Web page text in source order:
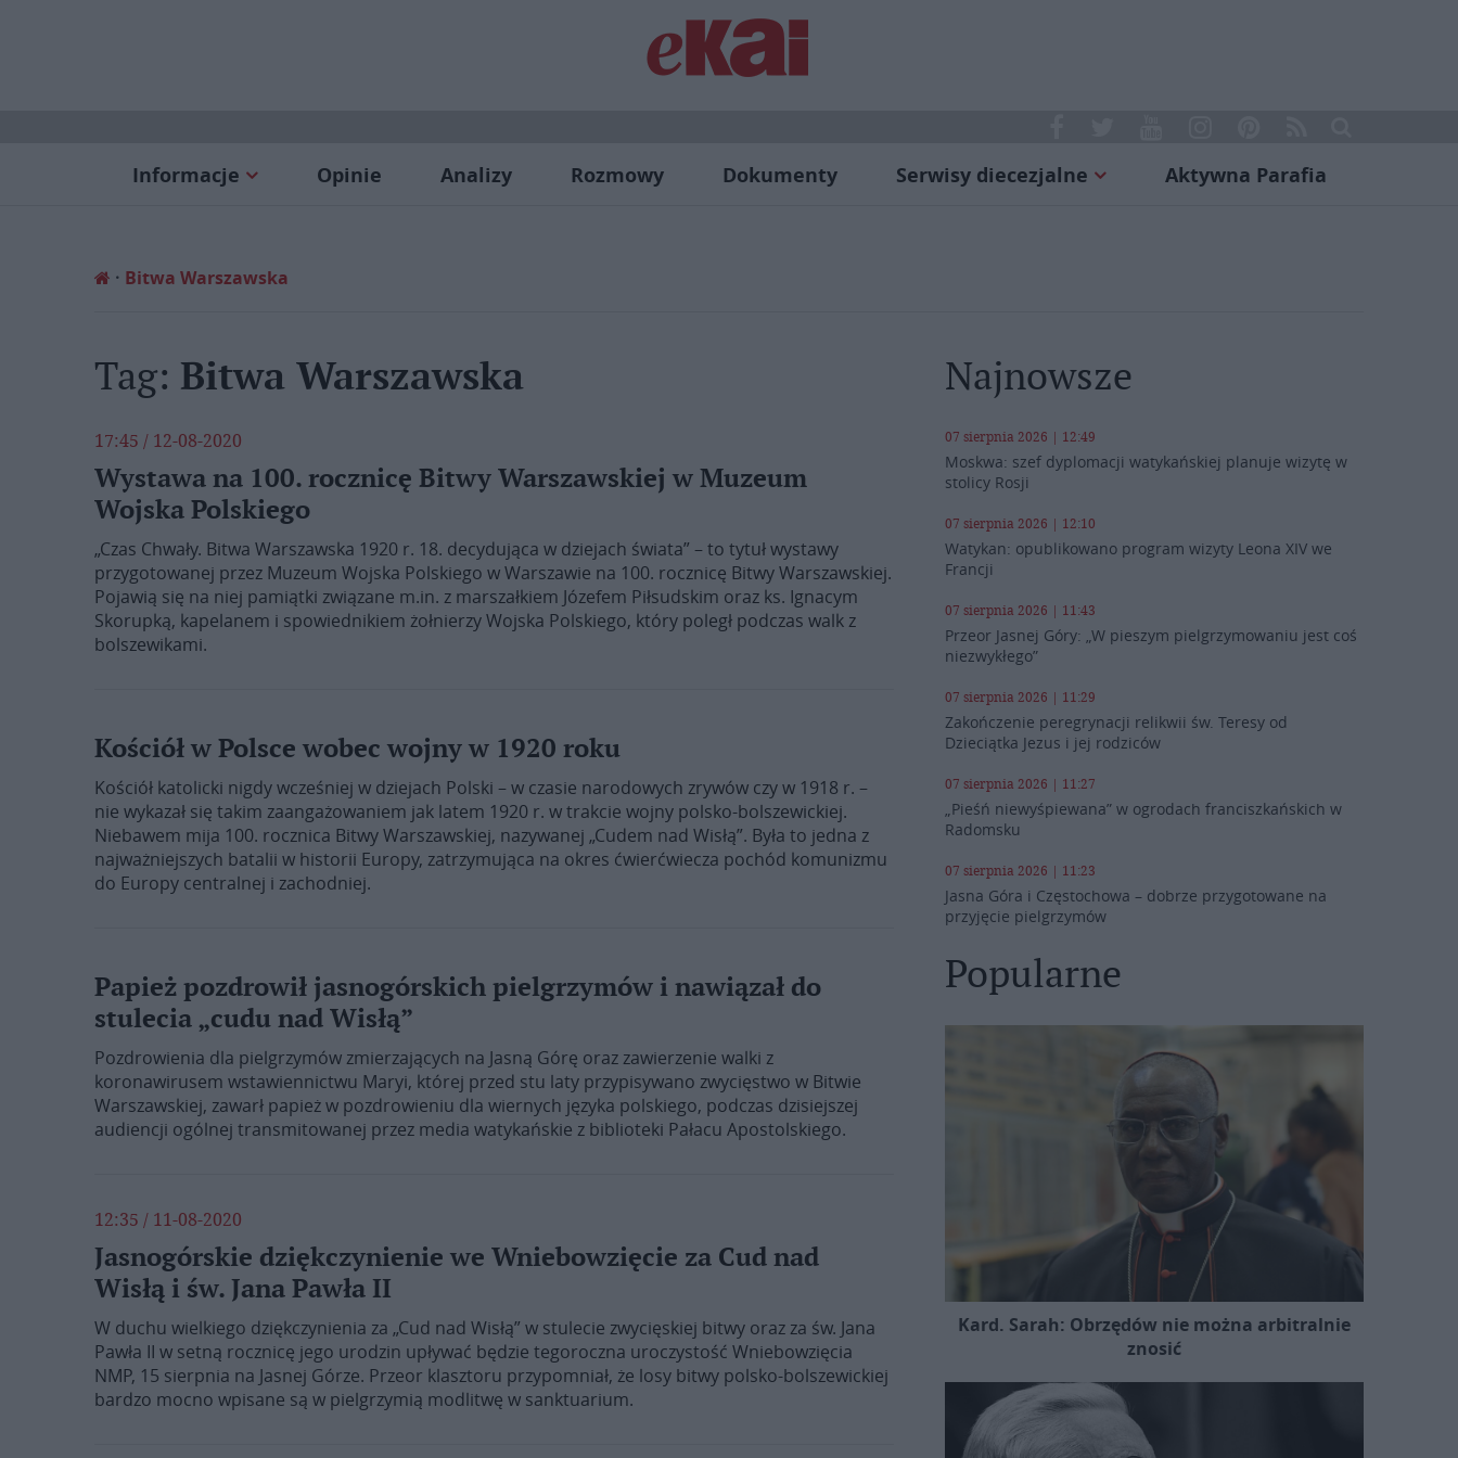
Informacje Opinie Analizy Rozmowy Dokumenty Serwisy diecezjalne Aktywna Parafia
Bitwa Warszawska
Tag: Bitwa Warszawska
17:45 / 12-08-2020
Wystawa na 100. rocznicę Bitwy Warszawskiej w Muzeum
Wojska Polskiego
„Czas Chwały. Bitwa Warszawska 1920 r. 18. decydująca w dziejach świata” – to tytuł wystawy
przygotowanej przez Muzeum Wojska Polskiego w Warszawie na 100. rocznicę Bitwy Warszawskiej.
Pojawią się na niej pamiątki związane m.in. z marszałkiem Józefem Piłsudskim oraz ks. Ignacym
Skorupką, kapelanem i spowiednikiem żołnierzy Wojska Polskiego, który poległ podczas walk z
bolszewikami.
Kościół w Polsce wobec wojny w 1920 roku
Kościół katolicki nigdy wcześniej w dziejach Polski – w czasie narodowych zrywów czy w 1918 r. –
nie wykazał się takim zaangażowaniem jak latem 1920 r. w trakcie wojny polsko-bolszewickiej.
Niebawem mija 100. rocznica Bitwy Warszawskiej, nazywanej „Cudem nad Wisłą”. Była to jedna z
najważniejszych batalii w historii Europy, zatrzymująca na okres ćwierćwiecza pochód komunizmu
do Europy centralnej i zachodniej.
Papież pozdrowił jasnogórskich pielgrzymów i nawiązał do
stulecia „cudu nad Wisłą”
Pozdrowienia dla pielgrzymów zmierzających na Jasną Górę oraz zawierzenie walki z
koronawirusem wstawiennictwu Maryi, której przed stu laty przypisywano zwycięstwo w Bitwie
Warszawskiej, zawarł papież w pozdrowieniu dla wiernych języka polskiego, podczas dzisiejszej
audiencji ogólnej transmitowanej przez media watykańskie z biblioteki Pałacu Apostolskiego.
12:35 / 11-08-2020
Jasnogórskie dziękczynienie we Wniebowzięcie za Cud nad
Wisłą i św. Jana Pawła II
W duchu wielkiego dziękczynienia za „Cud nad Wisłą” w stulecie zwycięskiej bitwy oraz za św. Jana
Pawła II w setną rocznicę jego urodzin upływać będzie tegoroczna uroczystość Wniebowzięcia
NMP, 15 sierpnia na Jasnej Górze. Przeor klasztoru przypomniał, że losy bitwy polsko-bolszewickiej
bardzo mocno wpisane są w pielgrzymią modlitwę w sanktuarium.
Najnowsze
07 sierpnia 2026 | 12:49
Moskwa: szef dyplomacji watykańskiej planuje wizytę w
stolicy Rosji
07 sierpnia 2026 | 12:10
Watykan: opublikowano program wizyty Leona XIV we
Francji
07 sierpnia 2026 | 11:43
Przeor Jasnej Góry: „W pieszym pielgrzymowaniu jest coś
niezwykłego”
07 sierpnia 2026 | 11:29
Zakończenie peregrynacji relikwii św. Teresy od
Dzieciątka Jezus i jej rodziców
07 sierpnia 2026 | 11:27
„Pieśń niewyśpiewana” w ogrodach franciszkańskich w
Radomsku
07 sierpnia 2026 | 11:23
Jasna Góra i Częstochowa – dobrze przygotowane na
przyjęcie pielgrzymów
Popularne
Kard. Sarah: Obrzędów nie można arbitralnie
znosić